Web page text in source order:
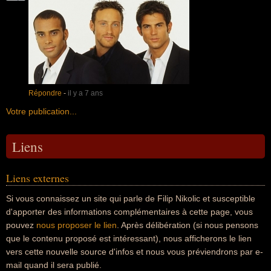
Répondre - il y a 7 ans
Votre publication...
Liens
Liens externes
Si vous connaissez un site qui parle de Filip Nikolic et susceptible
d'apporter des informations complémentaires à cette page, vous
pouvez nous proposer le lien . Après délibération (si nous pensons
que le contenu proposé est intéressant), nous afficherons le lien
vers cette nouvelle source d'infos et nous vous préviendrons par e-
mail quand il sera publié.